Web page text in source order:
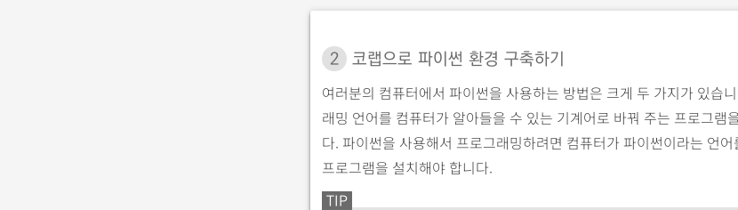
o
s
2 코랩으로 파이썬 환경 구축하기
여러분의 컴퓨터에서 파이썬을 사용하는 방법은 크게 두 가지가 있습
래밍 언어를 컴퓨터가 알아들을 수 있는 기계어로 바꿔 주는 프로그램
다. 파이썬을 사용해서 프로그래밍하려면 컴퓨터가 파이썬이라는 언
프로그램을 설치해야 합니다.
TIP